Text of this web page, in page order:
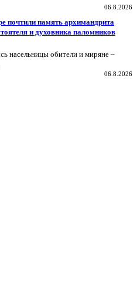
06.8.2026
почтили память архимандрита
и духовника паломников
насельницы обители и миряне –
06.8.2026